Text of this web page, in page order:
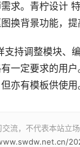
求。青柠设计
换背景功能，提
支持调整模块、
一定要求的用
亦有模板供使用
流，不代表本站立